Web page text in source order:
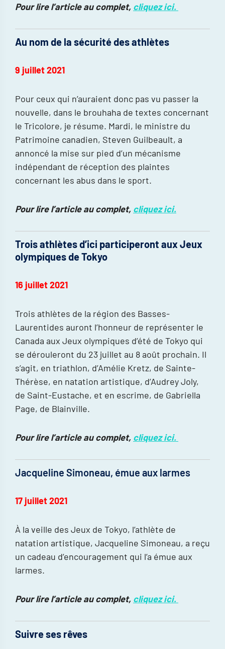
Pour lire l’article au complet, cliquez ici.
Au nom de la sécurité des athlètes
9 juillet 2021
Pour ceux qui n’auraient donc pas vu passer la
nouvelle, dans le brouhaha de textes concernant
le Tricolore, je résume. Mardi, le ministre du
Patrimoine canadien, Steven Guilbeault, a
annoncé la mise sur pied d’un mécanisme
indépendant de réception des plaintes
concernant les abus dans le sport.
Pour lire l’article au complet, cliquez ici.
Trois athlètes d’ici participeront aux Jeux
olympiques de Tokyo
16 juillet 2021
Trois athlètes de la région des Basses-
Laurentides auront l’honneur de représenter le
Canada aux Jeux olympiques d’été de Tokyo qui
se dérouleront du 23 juillet au 8 août prochain. Il
s’agit, en triathlon, d’Amélie Kretz, de Sainte-
Thérèse, en natation artistique, d’Audrey Joly,
de Saint-Eustache, et en escrime, de Gabriella
Page, de Blainville.
Pour lire l’article au complet, cliquez ici.
Jacqueline Simoneau, émue aux larmes
17 juillet 2021
À la veille des Jeux de Tokyo, l’athlète de
natation artistique, Jacqueline Simoneau, a reçu
un cadeau d’encouragement qui l’a émue aux
larmes.
Pour lire l’article au complet, cliquez ici.
Suivre ses rêves